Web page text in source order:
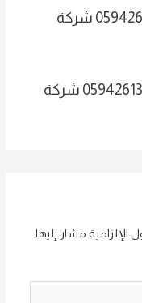
مكافحة الفئران في الرياض 0594261363 شركة
مكافحة القوارض في الرياض 0594261363 شركة
الإلزامية مشار إليها